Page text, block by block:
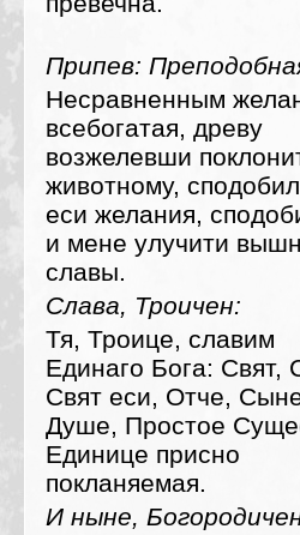
Припев:
Несравненным
всебогатая, древу
возжелевши
животному,
еси желания,
и мене улучити
славы.
Слава, Троичен:
Тя, Троице, славим
Единаго Бога: Свят,
Свят еси, Отче,
Душе, Простое
Единице присно
покланяемая.
И ныне,